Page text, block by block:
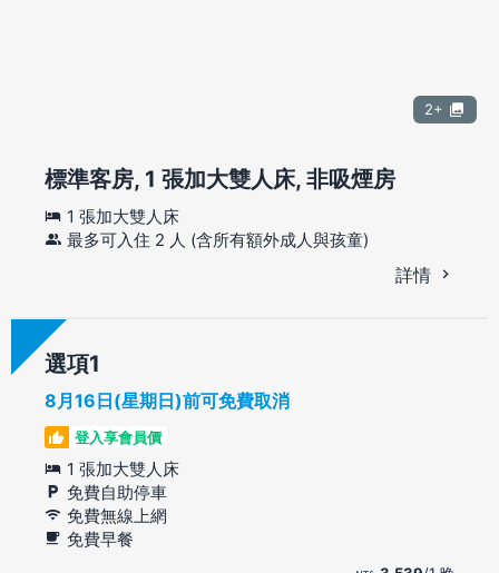
2+
標準客房, 1 張加大雙人床, 非吸煙房
1 張加大雙人床
最多可入住 2 人 (含所有額外成人與孩童)
詳情
選項
8月16日(星期日)前可免費取消
登入享會員價
1 張加大雙人床
免費自助停車
免費無線上網
免費早餐